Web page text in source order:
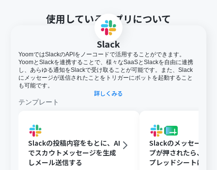
使用しているアプリについて
Slack
YoomではSlackのAPIをノーコードで活用することができます。
YoomとSlackを連携することで、様々なSaaSとSlackを自由に連携
し、あらゆる通知をSlackで受け取ることが可能です。また、Slack
にメッセージが送信されたことをトリガーにボットを起動すること
も可能です。
詳しくみる
テンプレート
Slackの投稿内容をもとに、AI
でスカウトメッセージを生成
しメール送信する
Slackのメッセージに
プが押されたら、
プレッドシートにメ